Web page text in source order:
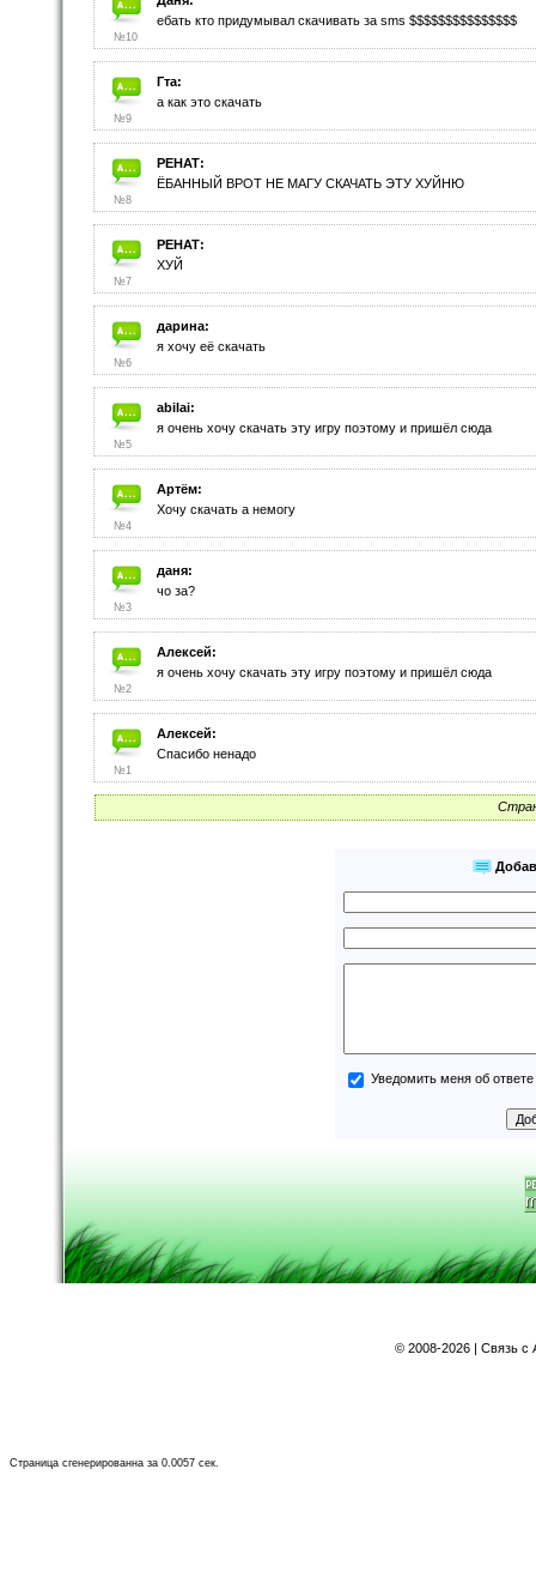
ебать кто придумывал скачивать за sms $$$$$$$$$$$$$$$
№10
Гта:
а как это скачать
№9
РЕНАТ:
ЁБАННЫЙ ВРОТ НЕ МАГУ СКАЧАТЬ ЭТУ ХУЙНЮ
№8
РЕНАТ:
ХУЙ
№7
дарина:
я хочу её скачать
№6
abilai:
я очень хочу скачать эту игру поэтому и пришёл сюда
№5
Артём:
Хочу скачать а немогу
№4
даня:
чо за?
№3
Алексей:
я очень хочу скачать эту игру поэтому и пришёл сюда
№2
Алексей:
Спасибо ненадо
№1
Уведомить меня об ответе
© 2008-2026 | Связь с
Страница сгенерированна за 0.0057 сек.